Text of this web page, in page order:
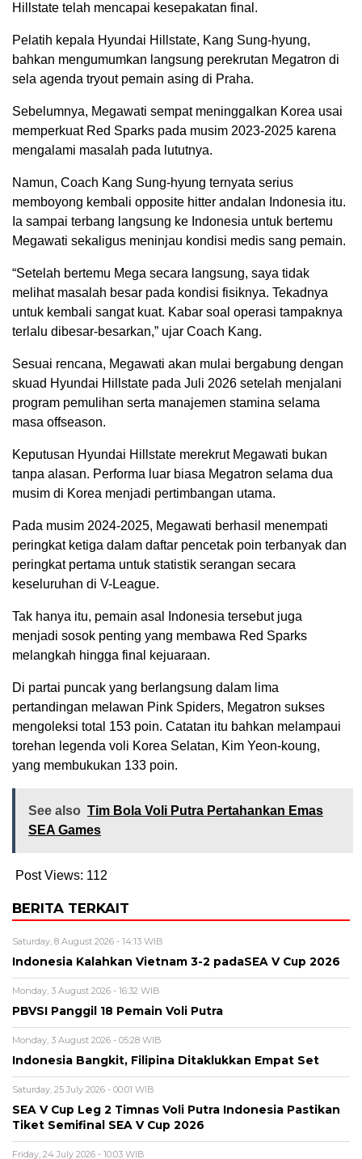
Hillstate telah mencapai kesepakatan final.
Pelatih kepala Hyundai Hillstate, Kang Sung-hyung,
bahkan mengumumkan langsung perekrutan Megatron di
sela agenda tryout pemain asing di Praha.
Sebelumnya, Megawati sempat meninggalkan Korea usai
memperkuat Red Sparks pada musim 2023-2025 karena
mengalami masalah pada lututnya.
Namun, Coach Kang Sung-hyung ternyata serius
memboyong kembali opposite hitter andalan Indonesia itu.
Ia sampai terbang langsung ke Indonesia untuk bertemu
Megawati sekaligus meninjau kondisi medis sang pemain.
“Setelah bertemu Mega secara langsung, saya tidak
melihat masalah besar pada kondisi fisiknya. Tekadnya
untuk kembali sangat kuat. Kabar soal operasi tampaknya
terlalu dibesar-besarkan,” ujar Coach Kang.
Sesuai rencana, Megawati akan mulai bergabung dengan
skuad Hyundai Hillstate pada Juli 2026 setelah menjalani
program pemulihan serta manajemen stamina selama
masa offseason.
Keputusan Hyundai Hillstate merekrut Megawati bukan
tanpa alasan. Performa luar biasa Megatron selama dua
musim di Korea menjadi pertimbangan utama.
Pada musim 2024-2025, Megawati berhasil menempati
peringkat ketiga dalam daftar pencetak poin terbanyak dan
peringkat pertama untuk statistik serangan secara
keseluruhan di V-League.
Tak hanya itu, pemain asal Indonesia tersebut juga
menjadi sosok penting yang membawa Red Sparks
melangkah hingga final kejuaraan.
Di partai puncak yang berlangsung dalam lima
pertandingan melawan Pink Spiders, Megatron sukses
mengoleksi total 153 poin. Catatan itu bahkan melampaui
torehan legenda voli Korea Selatan, Kim Yeon-koung,
yang membukukan 133 poin.
See also Tim Bola Voli Putra Pertahankan Emas
SEA Games
Post Views: 112
BERITA TERKAIT
Saturday, 8 August 2026 - 14:13 WIB
Indonesia Kalahkan Vietnam 3-2 padaSEA V Cup 2026
Monday, 3 August 2026 - 16:32 WIB
PBVSI Panggil 18 Pemain Voli Putra
Monday, 3 August 2026 - 05:28 WIB
Indonesia Bangkit, Filipina Ditaklukkan Empat Set
Saturday, 25 July 2026 - 00:01 WIB
SEA V Cup Leg 2 Timnas Voli Putra Indonesia Pastikan
Tiket Semifinal SEA V Cup 2026
Friday, 24 July 2026 - 10:03 WIB